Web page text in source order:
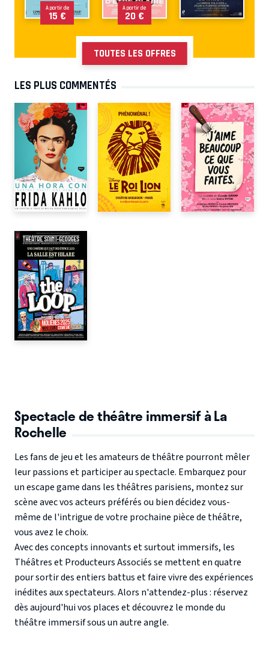
À partir de
15 €
À partir de
20 €
TOUTES LES OFFRES
LES PLUS COMMENTÉS
Spectacle de théâtre immersif à La
Rochelle
Les fans de jeu et les amateurs de théâtre pourront mêler
leur passions et participer au spectacle. Embarquez pour
un escape game dans les théâtres parisiens, montez sur
scène avec vos acteurs préférés ou bien décidez vous-
même de l'intrigue de votre prochaine pièce de théâtre,
vous avez le choix.
Avec des concepts innovants et surtout immersifs, les
Théâtres et Producteurs Associés se mettent en quatre
pour sortir des entiers battus et faire vivre des expériences
inédites aux spectateurs. Alors n'attendez-plus : réservez
dès aujourd'hui vos places et découvrez le monde du
théâtre immersif sous un autre angle.